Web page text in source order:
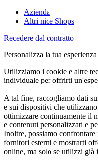
Azienda
Altri nice Shops
Recedere dal contratto
Personalizza la tua
Utilizziamo i cookie e altre
individuale per offrirti
A tal fine, raccogliamo dati
e sui dispositivi che
ottimizzare continuamente il
e contenuti personalizzati e
Inoltre, possiamo
fornitori esterni e mostrarti
online, ma solo se utilizzi già